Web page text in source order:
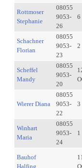
Rottmoser
Stephanie
08055
9053-
26
6
Schachner
Florian
08055
9053-
23
2
Scheffel
Mandy
08055
9053-
20
Wierer Diana
08055
9053-
22
3
Winhart
Maria
08055
9053-
24
1
Bauhof
Halfing